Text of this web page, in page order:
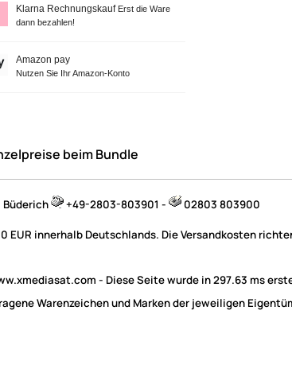
Klarna Rechnungskauf Erst die Ware
dann bezahlen!
Amazon pay
Nutzen Sie Ihr Amazon-Konto
beim Bundle
Büderich +49-2803-803901 - 02803 803900
EUR innerhalb Deutschlands. Die Versandkosten
- Diese Seite wurde in 297.63 ms
Warenzeichen und Marken der jeweiligen